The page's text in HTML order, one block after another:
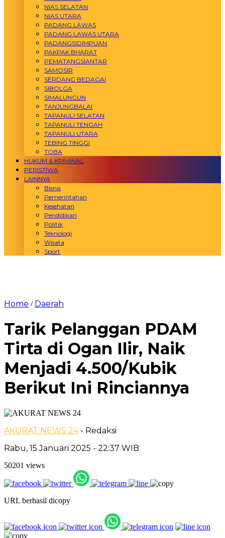
NIAS SELATAN
NIAS UTARA
PADANG LAWAS
PADANG LAWAS UTARA
PADANGSIDIMPUAN
PAKPAK BHARAT
PEMATANGSIANTAR
SAMOSIR
SERDANG BEDAGAI
SIBOLGA
SIMALUNGUN
TANJUNGBALAI
TAPANULI SELATAN
TAPANULI TENGAH
TAPANULI UTARA
TEBING TINGGI
TOBA
HUKUM & KRIMINAL
PERISTIWA
LAINNYA
Bisnis
Pemerintahan
Kesehatan
Pendidikan
Politik
Teknologi
Wisata
Sport
Home / Daerah
Tarik Pelanggan PDAM
Tirta di Ogan Ilir, Naik
Menjadi 4.500/Kubik
Berikut Ini Rinciannya
AKURAT NEWS 24 - Redaksi
Rabu, 15 Januari 2025 - 22:37 WIB
50201 views
URL berhasil dicopy